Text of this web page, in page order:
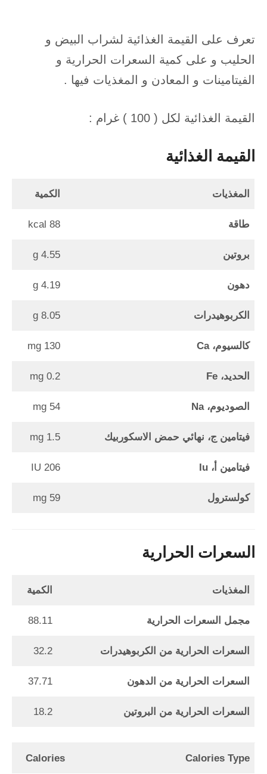
تعرف على القيمة الغذائية لشراب البيض و
الحليب و على كمية السعرات الحرارية و
الفيتامينات و المعادن و المغذيات فيها .
القيمة الغذائية لكل ( 100 ) غرام :
القيمة الغذائية
المغذيات الكمية
طاقة 88 kcal
بروتين 4.55 g
دهون 4.19 g
الكربوهيدرات 8.05 g
كالسيوم، Ca 130 mg
الحديد، Fe 0.2 mg
الصوديوم، Na 54 mg
فيتامين ج، نهائي حمض الاسكوربيك 1.5 mg
فيتامين أ، Iu 206 IU
كولسترول 59 mg
السعرات الحرارية
المغذيات الكمية
مجمل السعرات الحرارية 88.11
السعرات الحرارية من الكربوهيدرات 32.2
السعرات الحرارية من الدهون 37.71
السعرات الحرارية من البروتين 18.2
Calories Type
Calories